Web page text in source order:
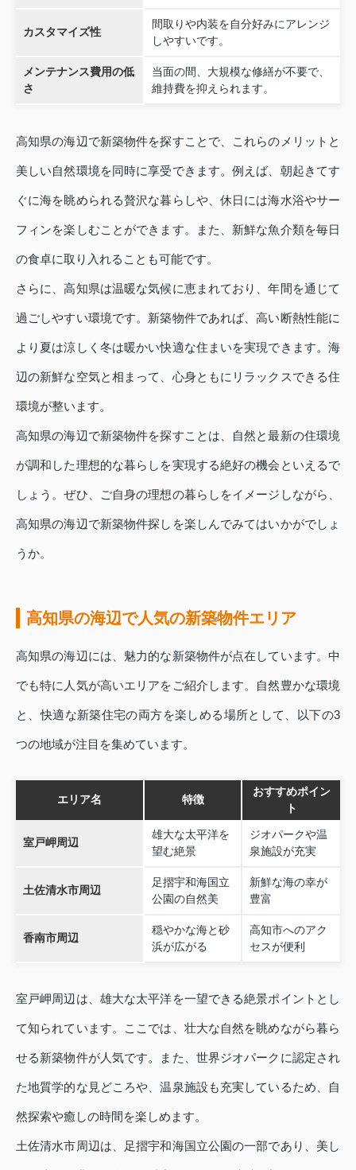
カスタマイズ性
間取りや内装を自分好みにアレンジ
しやすいです。
メンテナンス費用の低
さ
当面の間、大規模な修繕が不要で、
維持費を抑えられます。
高知県の海辺で新築物件を探すことで、これらのメリットと
美しい自然環境を同時に享受できます。例えば、朝起きてす
ぐに海を眺められる贅沢な暮らしや、休日には海水浴やサー
フィンを楽しむことができます。また、新鮮な魚介類を毎日
の食卓に取り入れることも可能です。
さらに、高知県は温暖な気候に恵まれており、年間を通じて
過ごしやすい環境です。新築物件であれば、高い断熱性能に
より夏は涼しく冬は暖かい快適な住まいを実現できます。海
辺の新鮮な空気と相まって、心身ともにリラックスできる住
環境が整います。
高知県の海辺で新築物件を探すことは、自然と最新の住環境
が調和した理想的な暮らしを実現する絶好の機会といえるで
しょう。ぜひ、ご自身の理想の暮らしをイメージしながら、
高知県の海辺で新築物件探しを楽しんでみてはいかがでしょ
うか。
高知県の海辺で人気の新築物件エリア
高知県の海辺には、魅力的な新築物件が点在しています。中
でも特に人気が高いエリアをご紹介します。自然豊かな環境
と、快適な新築住宅の両方を楽しめる場所として、以下の3
つの地域が注目を集めています。
エリア名 特徴
おすすめポイン
ト
室戸岬周辺
雄大な太平洋を
望む絶景
ジオパークや温
泉施設が充実
土佐清水市周辺
足摺宇和海国立
公園の自然美
新鮮な海の幸が
豊富
香南市周辺
穏やかな海と砂
浜が広がる
高知市へのアク
セスが便利
室戸岬周辺は、雄大な太平洋を一望できる絶景ポイントとし
て知られています。ここでは、壮大な自然を眺めながら暮ら
せる新築物件が人気です。また、世界ジオパークに認定され
た地質学的な見どころや、温泉施設も充実しているため、自
然探索や癒しの時間を楽しめます。
土佐清水市周辺は、足摺宇和海国立公園の一部であり、美し